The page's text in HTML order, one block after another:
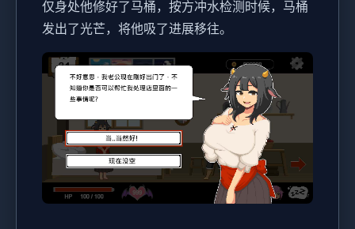
仅身处他修好了马桶，按方冲水检测时候，马桶
发出了光芒，将他吸了进展移往。